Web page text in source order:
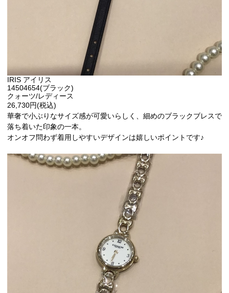
IRIS アイリス
14504654(ブラック)
クォーツ/レディース
26,730円(税込)
華奢で小ぶりなサイズ感が可愛いらしく、細めのブラックブレスで
落ち着いた印象の一本。
オンオフ問わず着用しやすいデザインは嬉しいポイントです♪